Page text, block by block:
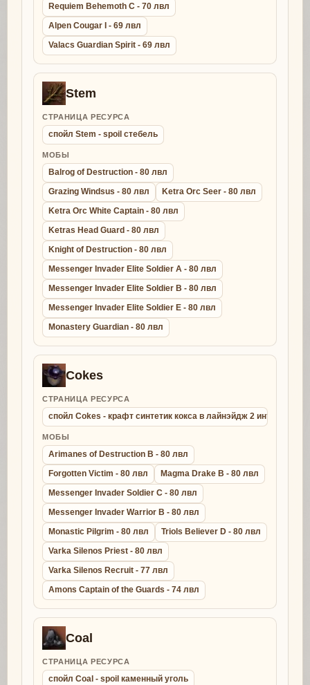
Requiem Behemoth C - 70 лвл
Alpen Cougar I - 69 лвл
Valacs Guardian Spirit - 69 лвл
Stem
СТРАНИЦА РЕСУРСА
спойл Stem - spoil стебель
МОБЫ
Balrog of Destruction - 80 лвл
Grazing Windsus - 80 лвл
Ketra Orc Seer - 80 лвл
Ketra Orc White Captain - 80 лвл
Ketras Head Guard - 80 лвл
Knight of Destruction - 80 лвл
Messenger Invader Elite Soldier A - 80 лвл
Messenger Invader Elite Soldier B - 80 лвл
Messenger Invader Elite Soldier E - 80 лвл
Monastery Guardian - 80 лвл
Cokes
СТРАНИЦА РЕСУРСА
спойл Cokes - крафт синтетик кокса в лайнэйдж 2 интерлюд
МОБЫ
Arimanes of Destruction B - 80 лвл
Forgotten Victim - 80 лвл
Magma Drake B - 80 лвл
Messenger Invader Soldier C - 80 лвл
Messenger Invader Warrior B - 80 лвл
Monastic Pilgrim - 80 лвл
Triols Believer D - 80 лвл
Varka Silenos Priest - 80 лвл
Varka Silenos Recruit - 77 лвл
Amons Captain of the Guards - 74 лвл
Coal
СТРАНИЦА РЕСУРСА
спойл Coal - spoil каменный уголь